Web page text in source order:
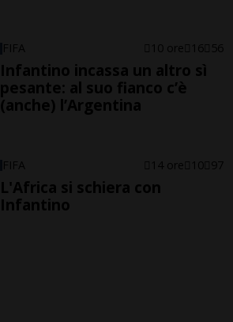
FIFA 10 ore 16 56
Infantino incassa un altro sì
pesante: al suo fianco c’è
(anche) l’Argentina
FIFA 14 ore 10 97
L'Africa si schiera con
Infantino